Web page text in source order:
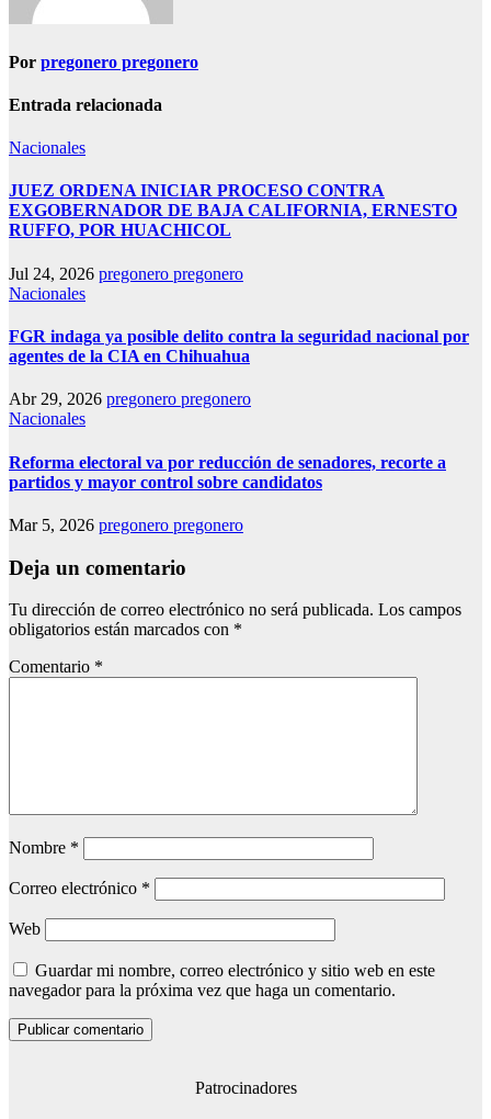
Por pregonero pregonero
Entrada relacionada
Nacionales
JUEZ ORDENA INICIAR PROCESO CONTRA
EXGOBERNADOR DE BAJA CALIFORNIA, ERNESTO
RUFFO, POR HUACHICOL
Jul 24, 2026 pregonero pregonero
Nacionales
FGR indaga ya posible delito contra la seguridad nacional por
agentes de la CIA en Chihuahua
Abr 29, 2026 pregonero pregonero
Nacionales
Reforma electoral va por reducción de senadores, recorte a
partidos y mayor control sobre candidatos
Mar 5, 2026 pregonero pregonero
Deja un comentario
Tu dirección de correo electrónico no será publicada. Los campos
obligatorios están marcados con *
Comentario *
Nombre *
Correo electrónico *
Web
Guardar mi nombre, correo electrónico y sitio web en este
navegador para la próxima vez que haga un comentario.
Patrocinadores